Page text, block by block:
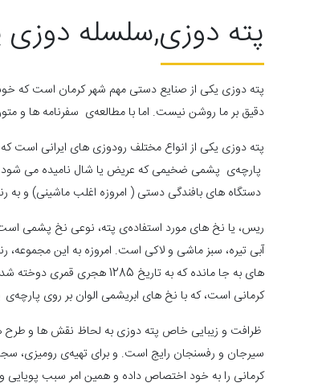
پته دوزی,سلسله
پته ­دوزی یکی از صنایع­ دستی مهم شهر کرمان است که
دقیق بر ما روشن نیست. اما با مطالعه‌ی سفرنامه­ ها و
پته ­دوزی یکی از انواع مختلف رودوزی­ های ایرانی است
پارچه‌ی پشمی ضخیمی که عریض یا شال نامیده می ­شود
دستگاه ­های بافندگی دستی ( امروزه اغلب ماشینی) و به
ریس، یا نخ ­های مورد استفاده‌ی پته، نوعی نخ پشمی
کرمانی است، که با نخ­ های ابریشمی الوان بر روی
ظرافت و زیبایی خاص پته­ دوزی به لحاظ نقش­ ها و طرح­
سیرجان و رفسنجان رایج است. و برای تهیه‌ی رومیزی،
کرمانی را به خود اختصاص داده و همین امر سبب پویایی